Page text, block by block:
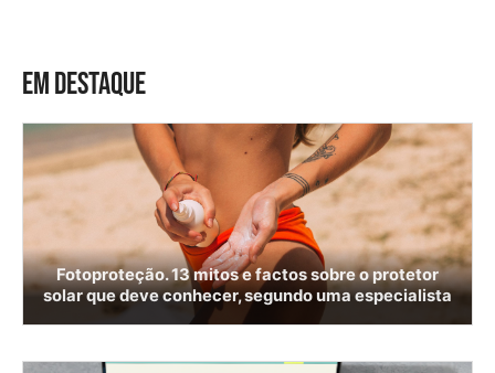
EM DESTAQUE
Fotoproteção. 13 mitos e factos sobre o protetor
solar que deve conhecer, segundo uma especialista